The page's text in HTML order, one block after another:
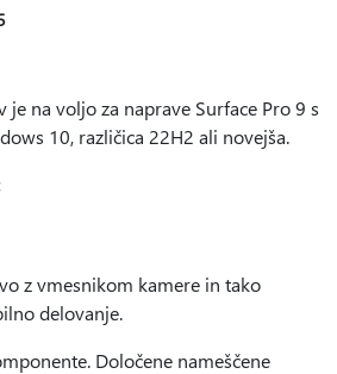
je na voljo za naprave Surface Pro 9 s
10, različica 22H2 ali novejša.
z vmesnikom kamere in tako
delovanje.
Določene nameščene